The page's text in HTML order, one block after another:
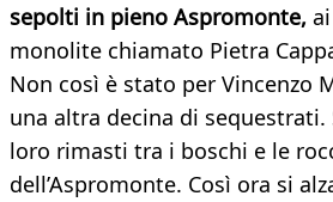
sepolti in pieno Aspromonte,
monolite chiamato Pietra
Non così è stato per Vincenzo
una altra decina di sequestrati.
loro rimasti tra i boschi e le
dell’Aspromonte. Così ora si